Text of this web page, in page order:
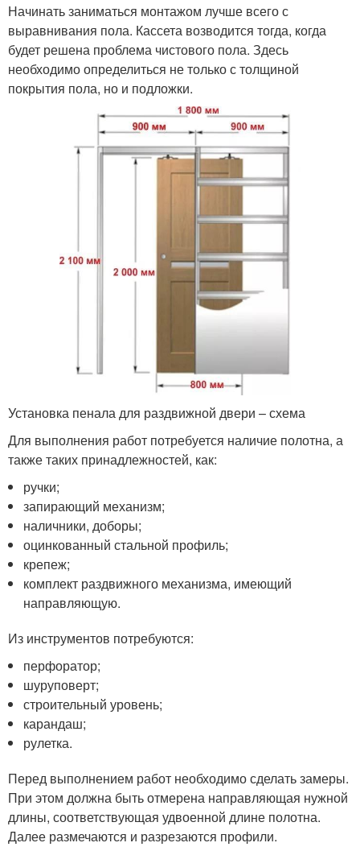
Начинать заниматься монтажом лучше всего с
выравнивания пола. Кассета возводится тогда, когда
будет решена проблема чистового пола. Здесь
необходимо определиться не только с толщиной
покрытия пола, но и подложки.
Установка пенала для раздвижной двери – схема
Для выполнения работ потребуется наличие полотна, а
также таких принадлежностей, как:
ручки;
запирающий механизм;
наличники, доборы;
оцинкованный стальной профиль;
крепеж;
комплект раздвижного механизма, имеющий
направляющую.
Из инструментов потребуются:
перфоратор;
шуруповерт;
строительный уровень;
карандаш;
рулетка.
Перед выполнением работ необходимо сделать замеры.
При этом должна быть отмерена направляющая нужной
длины, соответствующая удвоенной длине полотна.
Далее размечаются и разрезаются профили.